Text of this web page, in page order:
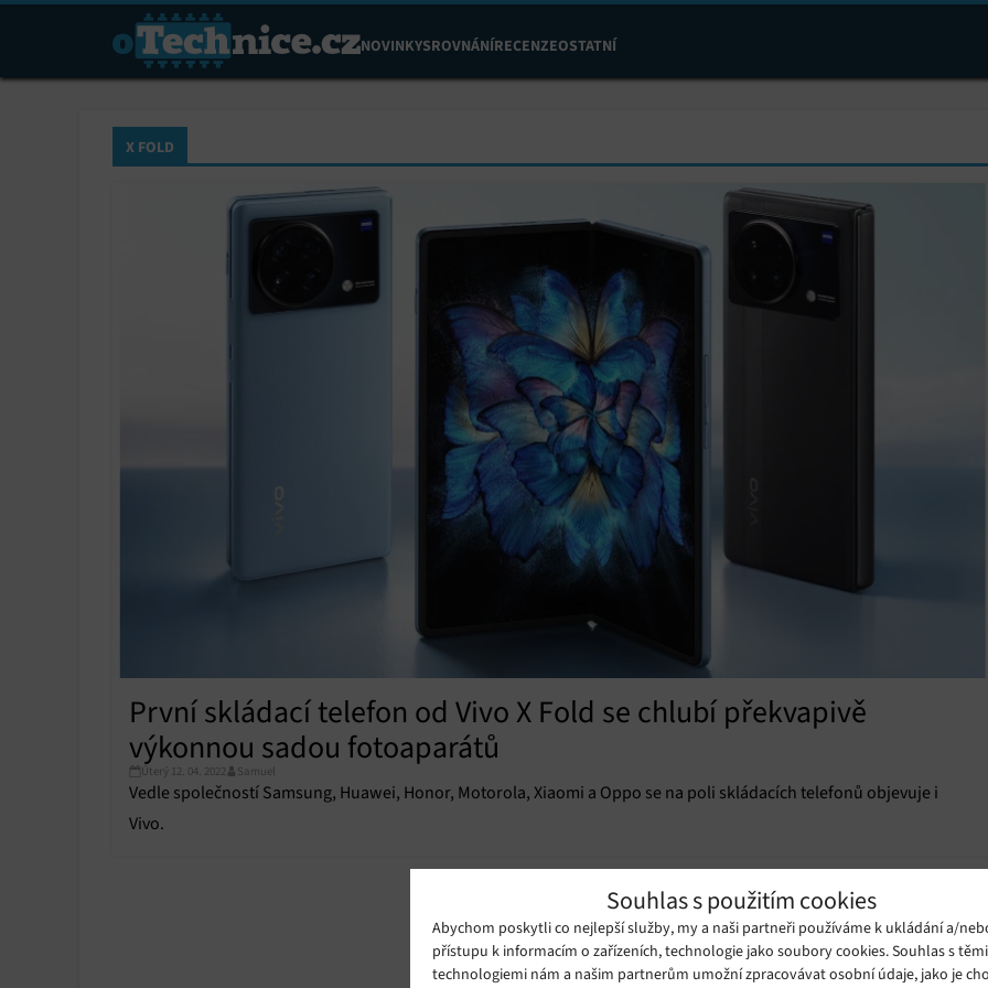
Souhlas s použitím cookies
Abychom poskytli co nejlepší služby, my a naši partneři používáme k ukládání a/
přístupu k informacím o zařízeních, technologie jako soubory cookies. Souhlas s
technologiemi nám a našim partnerům umožní zpracovávat osobní údaje, jako je
NOVINKYSROVNÁNÍRECENZEOSTATNÍ
X FOLD
První skládací telefon od Vivo X Fold se chlubí překvapivě
výkonnou sadou fotoaparátů
Úterý 12. 04. 2022 Samuel
Vedle společností Samsung, Huawei, Honor, Motorola, Xiaomi a Oppo se na poli skládacích telefonů objevuje i
Vivo.